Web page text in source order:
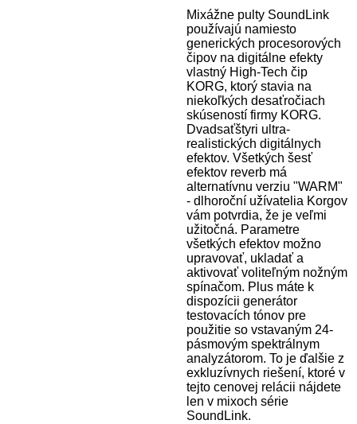
Mixážne pulty SoundLink
používajú namiesto
generických procesorových
čipov na digitálne efekty
vlastný High-Tech čip
KORG, ktorý stavia na
niekoľkých desaťročiach
skúseností firmy KORG.
Dvadsaťštyri ultra-
realistických digitálnych
efektov. Všetkých šesť
efektov reverb má
alternatívnu verziu "WARM"
- dlhoroční užívatelia Korgov
vám potvrdia, že je veľmi
užitočná. Parametre
všetkých efektov možno
upravovať, ukladať a
aktivovať voliteľným nožným
spínačom. Plus máte k
dispozícii generátor
testovacích tónov pre
použitie so vstavaným 24-
pásmovým spektrálnym
analyzátorom. To je ďalšie z
exkluzívnych riešení, ktoré v
tejto cenovej relácii nájdete
len v mixoch série
SoundLink.